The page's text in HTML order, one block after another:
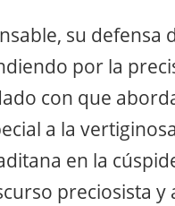
su defensa
por la
con que
a la
en la
preciosista y